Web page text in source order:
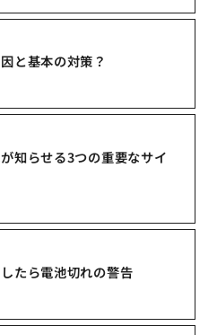
と基本の対策？
知らせる3つの重要なサイ
たら電池切れの警告